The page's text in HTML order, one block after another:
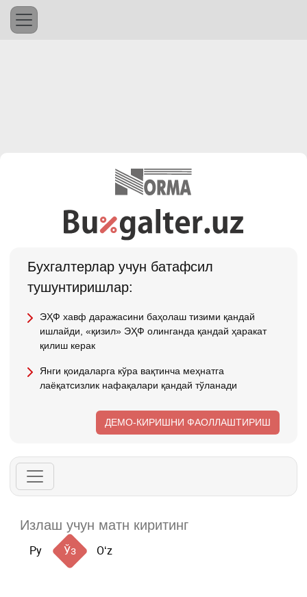
Бухгалтерлар учун батафсил
тушунтиришлар:
ЭҲФ хавф даражасини баҳолаш тизими қандай
ишлайди, «қизил» ЭҲФ олинганда қандай ҳаракат
қилиш керак
Янги қоидаларга кўра вақтинча меҳнатга
лаёқатсизлик нафақалари қандай тўланади
ДЕМО-КИРИШНИ ФАОЛЛАШТИРИШ
Ру Ўз Oʻz